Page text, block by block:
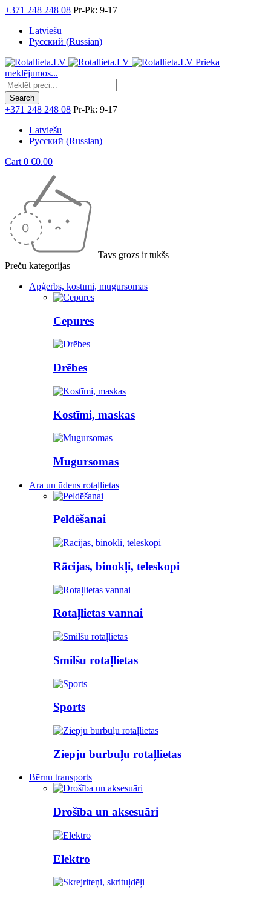
+371 248 248 08 Pr-Pk: 9-17
Latviešu
Русский (Russian)
Prieka
meklējumos...
+371 248 248 08 Pr-Pk: 9-17
Latviešu
Русский (Russian)
Cart 0 €0.00
Tavs grozs ir tukšs
Preču kategorijas
Apģērbs, kostīmi, mugursomas
Cepures
Drēbes
Kostīmi, maskas
Mugursomas
Āra un ūdens rotaļlietas
Peldēšanai
Rācijas, binokļi, teleskopi
Rotaļlietas vannai
Smilšu rotaļlietas
Sports
Ziepju burbuļu rotaļlietas
Bērnu transports
Drošība un aksesuāri
Elektro